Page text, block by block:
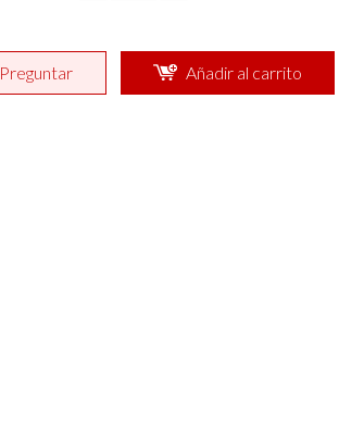
Preguntar Añadir al carrito